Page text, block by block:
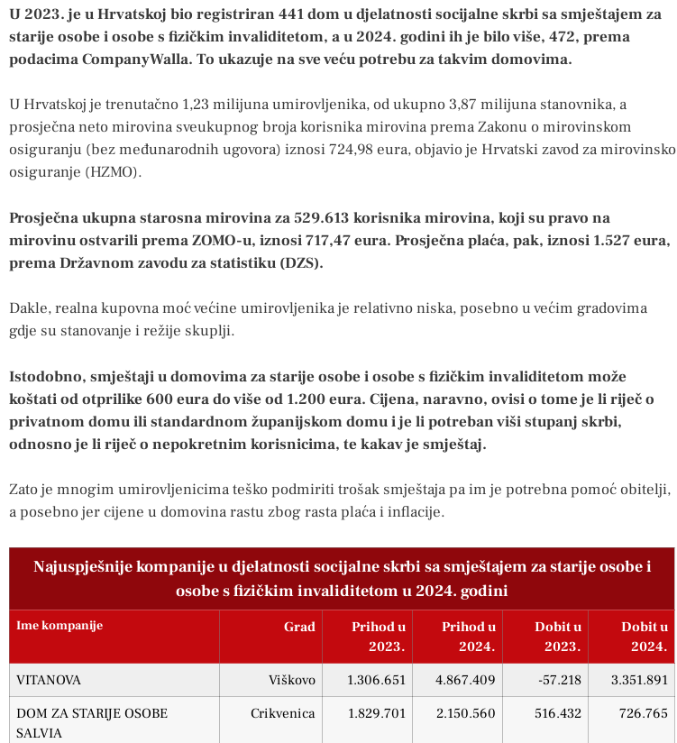
U 2023. je u Hrvatskoj bio registriran 441 dom u djelatnosti socijalne skrbi sa smještajem za
starije osobe i osobe s fizičkim invaliditetom, a u 2024. godini ih je bilo više, 472, prema
podacima CompanyWalla. To ukazuje na sve veću potrebu za takvim domovima.
U Hrvatskoj je trenutačno 1,23 milijuna umirovljenika, od ukupno 3,87 milijuna stanovnika, a
prosječna neto mirovina sveukupnog broja korisnika mirovina prema Zakonu o mirovinskom
osiguranju (bez međunarodnih ugovora) iznosi 724,98 eura, objavio je Hrvatski zavod za mirovinsko
osiguranje (HZMO).
Prosječna ukupna starosna mirovina za 529.613 korisnika mirovina, koji su pravo na
mirovinu ostvarili prema ZOMO-u, iznosi 717,47 eura. Prosječna plaća, pak, iznosi 1.527 eura,
prema Državnom zavodu za statistiku (DZS).
Dakle, realna kupovna moć većine umirovljenika je relativno niska, posebno u većim gradovima
gdje su stanovanje i režije skuplji.
Istodobno, smještaji u domovima za starije osobe i osobe s fizičkim invaliditetom može
koštati od otprilike 600 eura do više od 1.200 eura. Cijena, naravno, ovisi o tome je li riječ o
privatnom domu ili standardnom županijskom domu i je li potreban viši stupanj skrbi,
odnosno je li riječ o nepokretnim korisnicima, te kakav je smještaj.
Zato je mnogim umirovljenicima teško podmiriti trošak smještaja pa im je potrebna pomoć obitelji,
a posebno jer cijene u domovina rastu zbog rasta plaća i inflacije.
Najuspješnije kompanije u djelatnosti socijalne skrbi sa smještajem za starije osobe i
osobe s fizičkim invaliditetom u 2024. godini
Ime kompanije Grad
Prihod u
2023.
Prihod u
2024.
Dobit u
2023.
Dobit u
2024.
VITANOVA
Viškovo 1.306.651 4.867.409 -57.218
3.351.891
DOM ZA STARIJE OSOBE
SALVIA
Crikvenica 1.829.701 2.150.560 516.432 726.765